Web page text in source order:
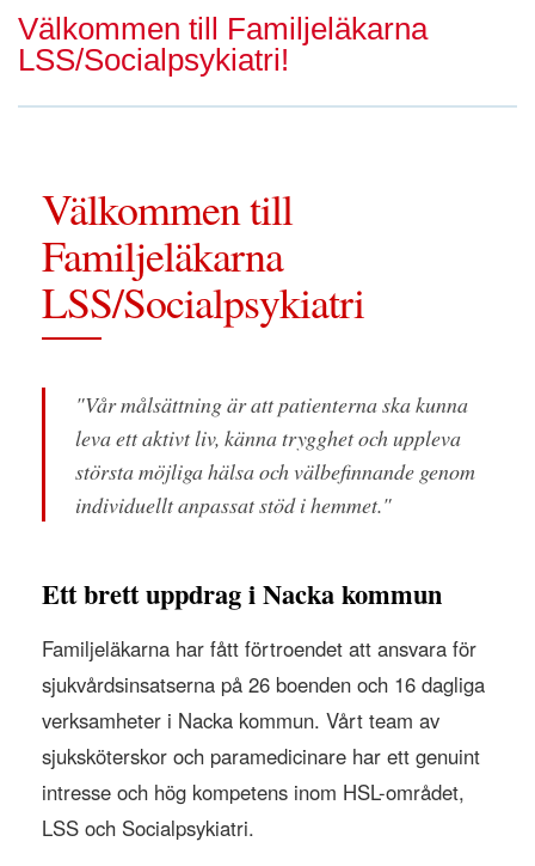
Välkommen till Familjeläkarna
LSS/Socialpsykiatri!
Välkommen till
Familjeläkarna
LSS/Socialpsykiatri
"Vår målsättning är att patienterna ska kunna
leva ett aktivt liv, känna trygghet och uppleva
största möjliga hälsa och välbefinnande genom
individuellt anpassat stöd i hemmet."
Ett brett uppdrag i Nacka kommun
Familjeläkarna har fått förtroendet att ansvara för
sjukvårdsinsatserna på 26 boenden och 16 dagliga
verksamheter i Nacka kommun. Vårt team av
sjuksköterskor och paramedicinare har ett genuint
intresse och hög kompetens inom HSL-området,
LSS och Socialpsykiatri.